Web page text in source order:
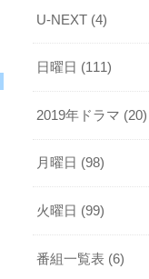
U-NEXT (4)
日曜日 (111)
2019年ドラマ (20)
月曜日 (98)
火曜日 (99)
番組一覧表 (6)